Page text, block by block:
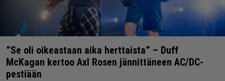
”Se oli oikeastaan aika herttaista” – Duff
McKagan kertoo Axl Rosen jännittäneen AC/DC-
pestiään